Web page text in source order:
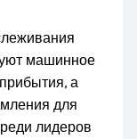
машинное
а
для
лидеров